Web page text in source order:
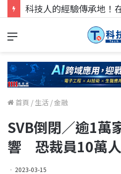
首頁 / 生活 /金融
SVB倒閉／逾1萬
響 恐裁員10萬人
2023-03-15